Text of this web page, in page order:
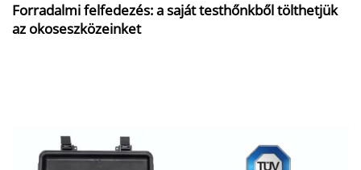
Forradalmi felfedezés: a saját testhőnkből tölthetjük
az okoseszközeinket